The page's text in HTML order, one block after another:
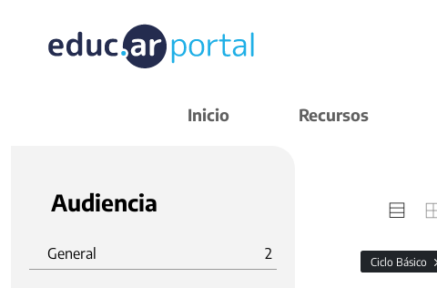
Inicio Recursos
Audiencia
General 2 Ciclo Básico